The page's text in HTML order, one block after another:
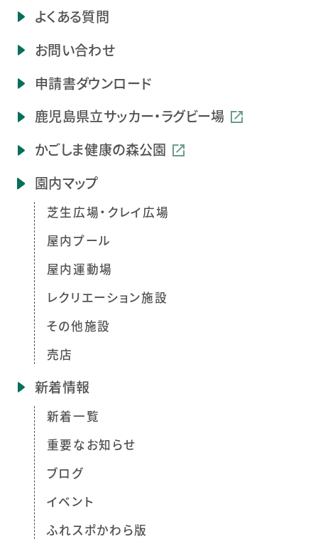
よくある質問
お問い合わせ
申請書ダウンロード
鹿児島県立サッカー・ラグビー場
かごしま健康の森公園
園内マップ
芝生広場・クレイ広場
屋内プール
屋内運動場
レクリエーション施設
その他施設
売店
新着情報
新着一覧
重要なお知らせ
ブログ
イベント
ふれスポかわら版